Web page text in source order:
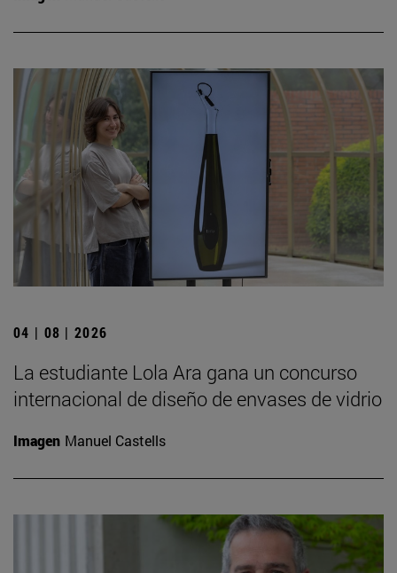
04 | 08 | 2026
La estudiante Lola Ara gana un concurso
internacional de diseño de envases de vidrio
Imagen Manuel Castells